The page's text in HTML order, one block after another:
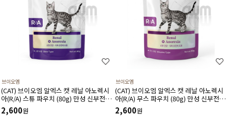
브이오엠
(CAT) 브이오엠 알엑스 캣 레날 아노렉시
아(R/A) 스튜 파우치 (80g) 만성 신부전 결
석 관리 식욕 부진에 도움
2,600원
브이오엠
(CAT) 브이오엠 알엑스 캣 레날 아노렉시
아(R/A) 무스 파우치 (80g) 만성 신부전 결
석 관리 식욕 부진에 도움
2,600원